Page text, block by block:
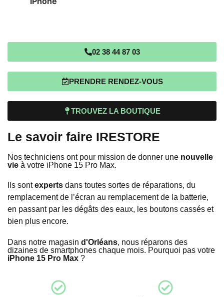
02 38 44 87 03
PRENDRE RENDEZ-VOUS
TROUVEZ LA BOUTIQUE
Le savoir faire IRESTORE
Nos techniciens ont pour mission de donner une nouvelle
vie à votre iPhone 15 Pro Max.
Ils sontexperts dans toutes sortes de réparations, du
remplacement de l’écran au remplacement de la batterie,
en passant par les dégâts des eaux, les boutons cassés et
bien plus encore.
Dans notre magasin d'Orléans, nous réparons des
dizaines de smartphones chaque mois. Pourquoi pas votre
iPhone 15 Pro Max ?